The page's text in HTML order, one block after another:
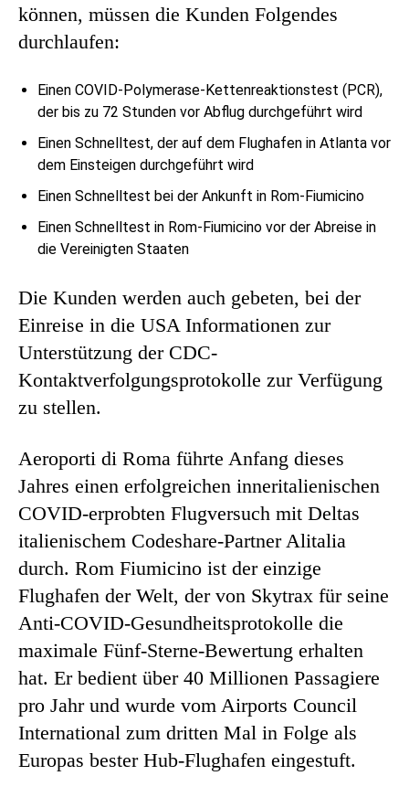
können, müssen die Kunden Folgendes
durchlaufen:
Einen COVID-Polymerase-Kettenreaktionstest (PCR),
der bis zu 72 Stunden vor Abflug durchgeführt wird
Einen Schnelltest, der auf dem Flughafen in Atlanta vor
dem Einsteigen durchgeführt wird
Einen Schnelltest bei der Ankunft in Rom-Fiumicino
Einen Schnelltest in Rom-Fiumicino vor der Abreise in
die Vereinigten Staaten
Die Kunden werden auch gebeten, bei der
Einreise in die USA Informationen zur
Unterstützung der CDC-
Kontaktverfolgungsprotokolle zur Verfügung
zu stellen.
Aeroporti di Roma führte Anfang dieses
Jahres einen erfolgreichen inneritalienischen
COVID-erprobten Flugversuch mit Deltas
italienischem Codeshare-Partner Alitalia
durch. Rom Fiumicino ist der einzige
Flughafen der Welt, der von Skytrax für seine
Anti-COVID-Gesundheitsprotokolle die
maximale Fünf-Sterne-Bewertung erhalten
hat. Er bedient über 40 Millionen Passagiere
pro Jahr und wurde vom Airports Council
International zum dritten Mal in Folge als
Europas bester Hub-Flughafen eingestuft.